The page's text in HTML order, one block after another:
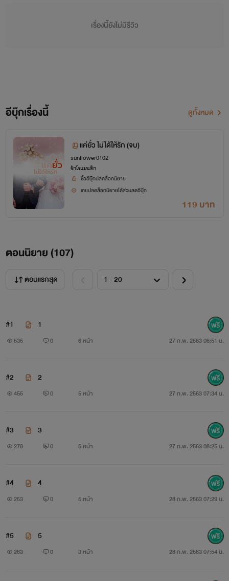
แค่ยั่ว ไม่ได้ให้รัก
เธอยั่ว .. เธอแรง .. เธอทำแบบนั้นทั้งๆ ที่ไม่ได้รักเป็นเรื่องปกติ
แต่ทั้งหมดที่เธอทำก็เพียงแค่แสวงหาความสุขในยามค่ำคืน
เรื่องนี้ยังไม่มีรีวิว
อีบุ๊กเรื่องนี้ ดูทั้งหมด
แค่ยั่ว ไม่ได้ให้รัก (จบ)
sunflower0102
รักโรแมนติก
ซื้ออีบุ๊กปลดล็อกนิยาย
เคยปลดล็อกนิยายได้ส่วนลดอีบุ๊ก
119 บาท
ตอนนิยาย (107)
ตอนแรกสุด
#1 1
535 0 6 หน้า 27 ก.พ. 2563 06:51 น.
#2 2
455 0 5 หน้า 27 ก.พ. 2563 07:34 น.
#3 3
278 0 5 หน้า 27 ก.พ. 2563 08:25 น.
#4 4
253 0 5 หน้า 28 ก.พ. 2563 07:29 น.
#5 5
263 0 3 หน้า 28 ก.พ. 2563 07:54 น.